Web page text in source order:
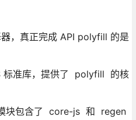
，真正完成 API polyfill 的是
标准库，提供了 polyfill 的核
块包含了 core-js 和 regen